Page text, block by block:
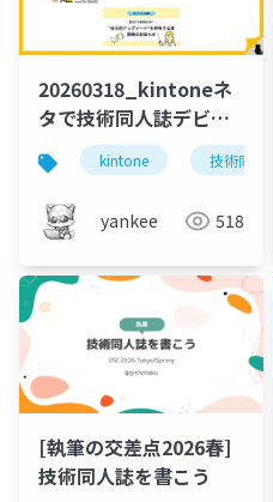
20260318_kintoneネ
タで技術同人誌デビュ
ーした話kintone 技術同人誌
yankee 518
[執筆の交差点2026春]
技術同人誌を書こう